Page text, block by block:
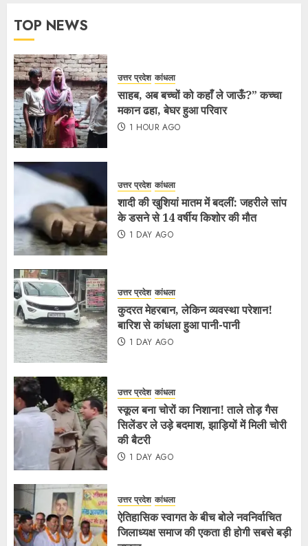
TOP NEWS
उत्तर प्रदेश कांधला
साहब, अब बच्चों को कहाँ ले जाऊँ?” कच्चा
मकान ढहा, बेघर हुआ परिवार
1 HOUR AGO
उत्तर प्रदेश कांधला
शादी की खुशियां मातम में बदलीं: जहरीले सांप
के डसने से 14 वर्षीय किशोर की मौत
1 DAY AGO
उत्तर प्रदेश कांधला
कुदरत मेहरबान, लेकिन व्यवस्था परेशान!
बारिश से कांधला हुआ पानी-पानी
1 DAY AGO
उत्तर प्रदेश कांधला
स्कूल बना चोरों का निशाना! ताले तोड़ गैस
सिलेंडर ले उड़े बदमाश, झाड़ियों में मिली चोरी
की बैटरी
1 DAY AGO
उत्तर प्रदेश कांधला
ऐतिहासिक स्वागत के बीच बोले नवनिर्वाचित
जिलाध्यक्ष समाज की एकता ही होगी सबसे बड़ी